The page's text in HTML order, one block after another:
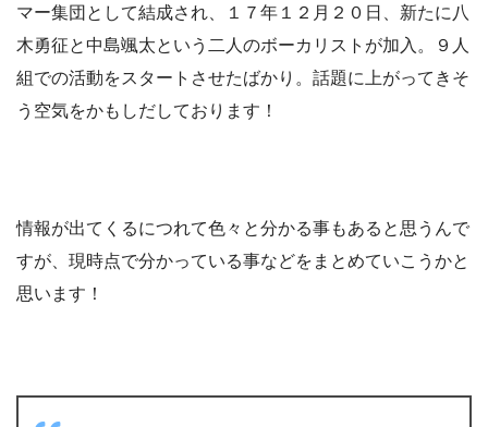
マー集団として結成され、１７年１２月２０日、新たに八
木勇征と中島颯太という二人のボーカリストが加入。９人
組での活動をスタートさせたばかり。話題に上がってきそ
う空気をかもしだしております！
情報が出てくるにつれて色々と分かる事もあると思うんで
すが、現時点で分かっている事などをまとめていこうかと
思います！